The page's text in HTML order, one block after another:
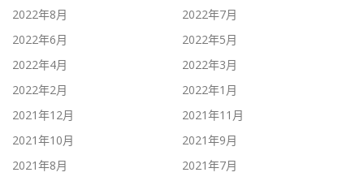
2022年8月
2022年7月
2022年6月
2022年5月
2022年4月
2022年3月
2022年2月
2022年1月
2021年12月
2021年11月
2021年10月
2021年9月
2021年8月
2021年7月